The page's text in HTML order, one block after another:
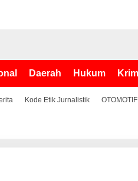
Daerah Hukum
Kode Etik Jurnalistik OTOMOTIF